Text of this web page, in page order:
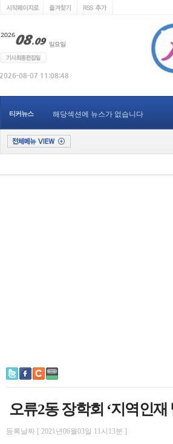
티커뉴스 해당섹션에 뉴스가 없습니다
오류2동 장학회 ‘지역인재
등록날짜 [ 2021년06월03일 11시13분 ]